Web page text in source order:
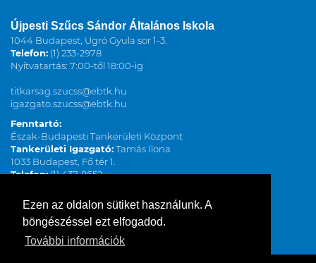
Ezen az oldalon sütiket használunk. A
böngészéssel ezt elfogadod.
További információk
Újpesti Szűcs Sándor Általános Iskola
1044 Budapest, Ugró Gyula sor 1-3.
Telefon: (1) 233-2978
Nyitvatartás: 7:00-től 18:00-ig
titkarsag.szucss@ebtk.hu
igazgato.szucss@ebtk.hu
Fenntartó:
Észak-Budapesti Tankerületi Központ
Tankerületi Igazgató:Tamás Ilona
1033 Budapest, Fő tér 1.
Telefon:(1) 437-8652
www.kk.gov.hu